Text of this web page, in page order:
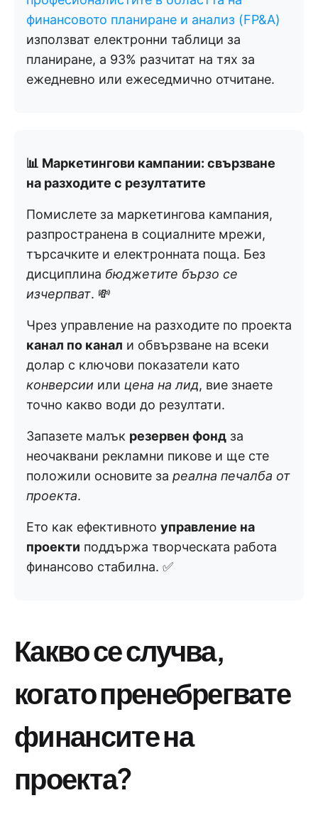
финансовото планиране и анализ (FP&A)
използват електронни таблици за
планиране, а 93% разчитат на тях за
ежедневно или ежеседмично отчитане.
📊 Маркетингови кампании: свързване
на разходите с резултатите
Помислете за маркетингова кампания,
разпространена в социалните мрежи,
търсачките и електронната поща. Без
дисциплина бюджетите бързо се
изчерпват. 💸
Чрез управление на разходите по проекта
канал по канал и обвързване на всеки
долар с ключови показатели като
конверсии или цена на лид, вие знаете
точно какво води до резултати.
Запазете малък резервен фонд за
неочаквани рекламни пикове и ще сте
положили основите за реална печалба от
проекта.
Ето как ефективното управление на
проекти поддържа творческата работа
финансово стабилна. ✅
Какво се случва,
когато пренебрегвате
финансите на
проекта?